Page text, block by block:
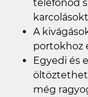
telefonod
A
portokhoz
Egyedi és
még